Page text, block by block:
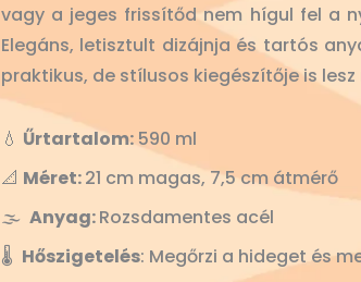
vagy a jeges frissítőd nem hígul fel a
Elegáns, letisztult dizájnja és tartós
praktikus, de stílusos kiegészítője is
💧 Űrtartalom: 590 ml
📐 Méret:21 cm magas, 7,5 cm átmérő
🌫️ Anyag:Rozsdamentes acél
🌡️ Hőszigetelés: Megőrzi a hideget és